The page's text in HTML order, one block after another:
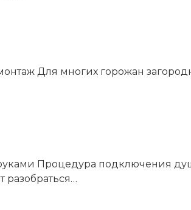
Для многих горожан
Процедура подключения
разобраться…